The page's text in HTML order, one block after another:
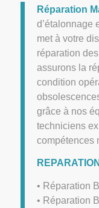
Réparation
d’étalonnage
met à votre
réparation
assurons la
condition
grâce à nos
techniciens
compétences
• Réparation
• Réparation